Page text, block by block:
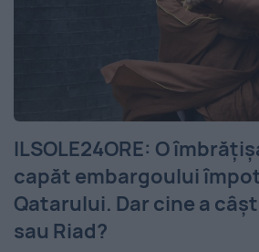
ILSOLE24ORE: O
capăt embargoului
Qatarului. Dar cine a
sau Riad?